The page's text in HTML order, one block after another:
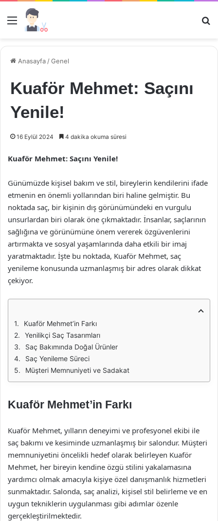
Menü
Anasayfa /Genel
Kuaför Mehmet: Saçını
Yenile!
16 Eylül 2024 4 dakika okuma süresi
Kuaför Mehmet: Saçını Yenile!
Günümüzde kişisel bakım ve stil, bireylerin kendilerini ifade
etmenin en önemli yollarından biri haline gelmiştir. Bu
noktada saç, bir kişinin dış görünümündeki en vurgulu
unsurlardan biri olarak öne çıkmaktadır. İnsanlar, saçlarının
sağlığına ve görünümüne önem vererek özgüvenlerini
artırmakta ve sosyal yaşamlarında daha etkili bir imaj
yaratmaktadır. İşte bu noktada, Kuaför Mehmet, saç
yenileme konusunda uzmanlaşmış bir adres olarak dikkat
çekiyor.
Kuaför Mehmet’in Farkı
Yenilikçi Saç Tasarımları
Saç Bakımında Doğal Ürünler
Saç Yenileme Süreci
Müşteri Memnuniyeti ve Sadakat
Kuaför Mehmet’in Farkı
Kuaför Mehmet, yılların deneyimi ve profesyonel ekibi ile
saç bakımı ve kesiminde uzmanlaşmış bir salondur. Müşteri
memnuniyetini öncelikli hedef olarak belirleyen Kuaför
Mehmet, her bireyin kendine özgü stilini yakalamasına
yardımcı olmak amacıyla kişiye özel danışmanlık hizmetleri
sunmaktadır. Salonda, saç analizi, kişisel stil belirleme ve en
uygun tekniklerin uygulanması gibi adımlar özenle
gerçekleştirilmektedir.